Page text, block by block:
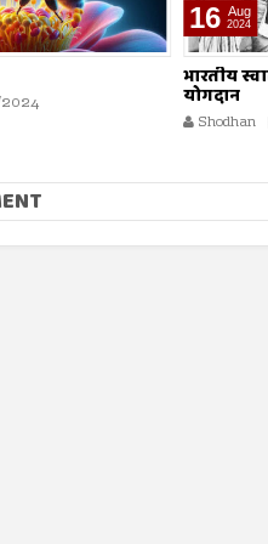
स्त्रियांचे
16 Aug
2024
सर्व
Shodhan